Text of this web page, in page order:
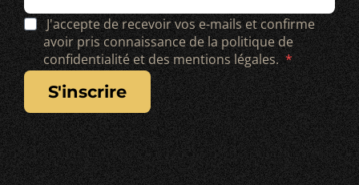
J'accepte de recevoir vos e-mails et confirme
avoir pris connaissance de la politique de
confidentialité et des mentions légales.
s'inscrire